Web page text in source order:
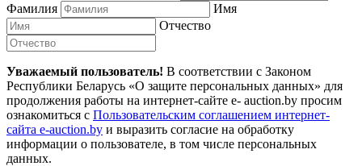
Фамилия
Имя
Отчество
Уважаемый пользователь! В соответствии с Законом
Республики Беларусь «О защите персональных данных» для
продолжения работы на интернет-сайте e- auction.by просим
ознакомиться с Пользовательским соглашением интернет-
сайта e-auction.by и выразить согласие на обработку
информации о пользователе, в том числе персональных
данных.